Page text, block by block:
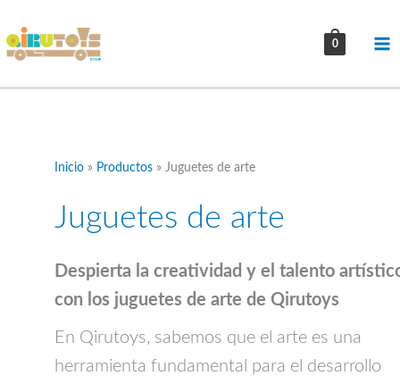
contenido
0
Inicio Productos Juguetes de arte
Juguetes de arte
Despierta la creatividad y el talento
con los juguetes de arte de Qirutoys
En Qirutoys, sabemos que el arte es una
herramienta fundamental para el desarrollo